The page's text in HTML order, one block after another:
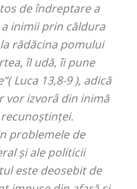
de îndreptare a
inimii prin căldura
rădăcina pomului
îl udă, îi pune
”( Luca 13,8-9 ), adică
vor izvorâ din inimă
problemele de
și ale politicii
este deosebit de